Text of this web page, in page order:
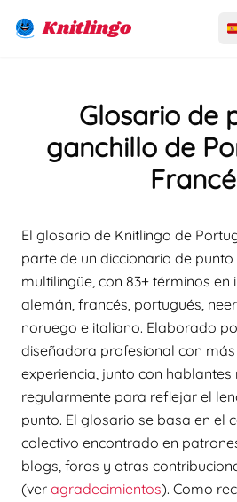
Knitlingo
Glosario de
ganchillo de
El glosario de Knitlingo de
parte de un diccionario de
multilingüe, con 83+ términos en
alemán, francés, portugués,
noruego e italiano. Elaborado
diseñadora profesional con
experiencia, junto con hablantes
regularmente para reflejar el
punto. El glosario se basa en el
colectivo encontrado en
blogs, foros y otras
(ver agradecimientos). Como